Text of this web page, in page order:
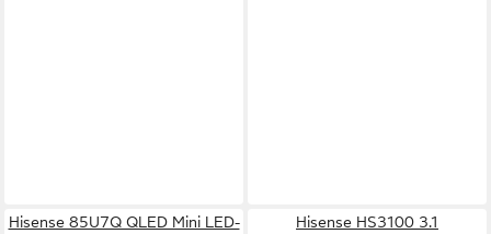
Hisense 85U7Q QLED Mini LED-
Hisense HS3100 3.1